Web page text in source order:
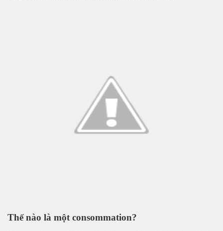
Thế nào là một consommation?